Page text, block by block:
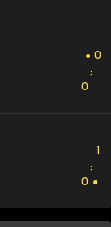
● 0
:
0
1
:
0 ●